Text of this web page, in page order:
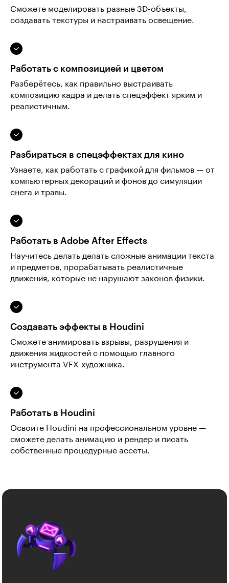
Сможете моделировать разные 3D-объекты,
создавать текстуры и настраивать освещение.
Работать с композицией и цветом
Разберётесь, как правильно выстраивать
композицию кадра и делать спецэффект ярким и
реалистичным.
Разбираться в спецэффектах для кино
Узнаете, как работать с графикой для фильмов — от
компьютерных декораций и фонов до симуляции
снега и травы.
Работать в Adobe After Effects
Научитесь делать делать сложные анимации текста
и предметов, прорабатывать реалистичные
движения, которые не нарушают законов физики.
Создавать эффекты в Houdini
Сможете анимировать взрывы, разрушения и
движения жидкостей с помощью главного
инструмента VFX-художника.
Работать в Houdini
Освоите Houdini на профессиональном уровне —
сможете делать анимацию и рендер и писать
собственные процедурные ассеты.